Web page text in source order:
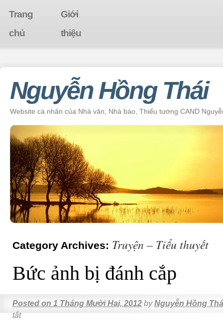
Trang
chủ
Giới
thiệu
Nguyễn Hồng Thái
Website cá nhân của Nhà văn, Nhà báo, Thiếu tướng CAND
Category Archives: Truyện – Tiểu thuyết
Bức ảnh bị đánh cắp
Posted on 1 Tháng Mười Hai, 2012 by Nguyễn Hồng
tắt